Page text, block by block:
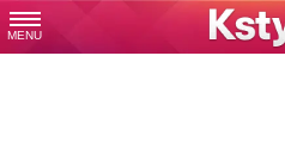
MENU